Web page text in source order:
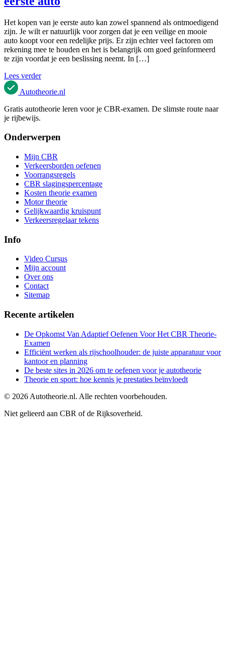
Het kopen van je eerste auto kan zowel spannend als ontmoedigend
zijn. Je wilt er natuurlijk voor zorgen dat je een veilige en mooie
auto koopt voor een redelijke prijs. Er zijn echter veel factoren om
rekening mee te houden en het is belangrijk om goed geïnformeerd
te zijn voordat je een beslissing neemt. In […]
Lees verder
Autotheorie.nl
Gratis autotheorie leren voor je CBR-examen. De slimste route naar
je rijbewijs.
Onderwerpen
Mijn CBR
Verkeersborden oefenen
Voorrangsregels
CBR slagingspercentage
Kosten theorie examen
Motor theorie
Gelijkwaardig kruispunt
Verkeersregelaar tekens
Info
Video Cursus
Mijn account
Over ons
Contact
Sitemap
Recente artikelen
De Opkomst Van Adaptief Oefenen Voor Het CBR Theorie-
Examen
Efficiënt werken als rijschoolhouder: de juiste apparatuur voor
kantoor en planning
De beste sites in 2026 om te oefenen voor je autotheorie
Theorie en sport: hoe kennis je prestaties beïnvloedt
© 2026 Autotheorie.nl. Alle rechten voorbehouden.
Niet gelieerd aan CBR of de Rijksoverheid.